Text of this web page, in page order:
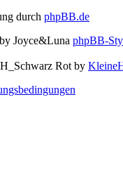
durch phpBB.de
Joyce&Luna phpBB-
Rot by